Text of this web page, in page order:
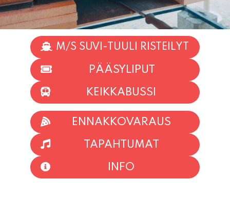
M/S SUVI-TUULI RISTEILYT
PÄÄSYLIPUT
KEIKKABUSSI
TAPAHTUMAT
INFO
HIIO HOI!